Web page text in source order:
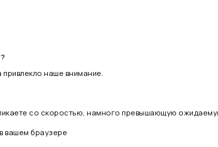
наше внимание.
со скоростью, намного превышающую
вашем браузере